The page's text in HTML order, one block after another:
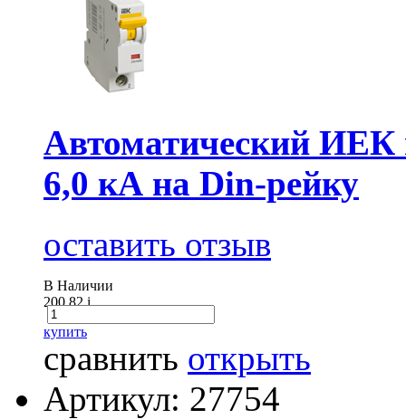
Автоматический
6,0 кА на Din-рейку
оставить отзыв
В Наличии
200.82i
купить
сравнить открыть
Артикул: 27754